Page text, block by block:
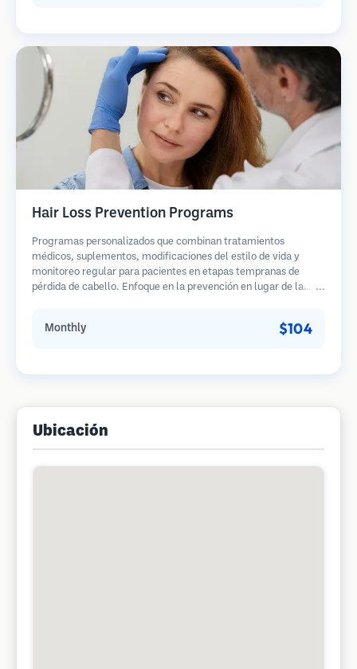
Hair Loss Prevention Programs
Programas personalizados que combinan tratamientos
médicos, suplementos, modificaciones del estilo de vida y
monitoreo regular para pacientes en etapas tempranas de
pérdida de cabello. Enfoque en la prevención en lugar de la
Monthly $104
Ubicación